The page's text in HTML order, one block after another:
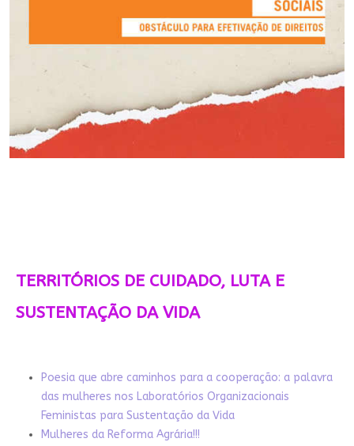
TERRITÓRIOS DE CUIDADO, LUTA E
SUSTENTAÇÃO DA VIDA
Poesia que abre caminhos para a cooperação: a palavra
das mulheres nos Laboratórios Organizacionais
Feministas para Sustentação da Vida
Mulheres da Reforma Agrária!!!